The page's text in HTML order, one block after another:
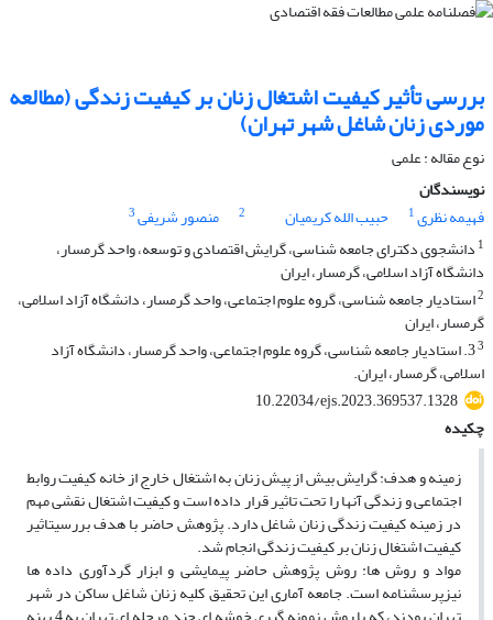
بررسی تأثیر کیفیت اشتغال زنان بر کیفیت زندگی (مطالعه
موردی زنان شاغل شهر تهران)
نوع مقاله : علمی
نویسندگان
فهیمه نظری1 حبیب الله کریمیان 2 منصور شریفی3
1 دانشجوی دکترای جامعه شناسی، گرایش اقتصادی و توسعه، واحد گرمسار،
دانشگاه آزاد اسلامی، گرمسار، ایران
2استادیار جامعه شناسی، گروه علوم اجتماعی، واحد گرمسار، دانشگاه آزاد اسلامی،
گرمسار، ایران
3 3. استادیار جامعه شناسی، گروه علوم اجتماعی، واحد گرمسار، دانشگاه آزاد
اسلامی، گرمسار، ایران.
10.22034/ejs.2023.369537.1328
چکیده
زمینه و هدف: گرایش بیش از پیش زنان به اشتغال خارج از خانه کیفیت روابط
اجتماعی و زندگی آنها را تحت تاثیر قرار داده است و کیفیت اشتغال نقشی مهم
در زمینه کیفیت زندگی زنان شاغل دارد. پژوهش حاضر با هدف بررسیتاثیر
کیفیت اشتغال زنان بر کیفیت زندگی انجام شد.
مواد و روش ها: روش پژوهش حاضر پیمایشی و ابزار گردآوری داده ها
نیزپرسشنامه است. جامعه آماری این تحقیق کلیه زنان شاغل ساکن در شهر